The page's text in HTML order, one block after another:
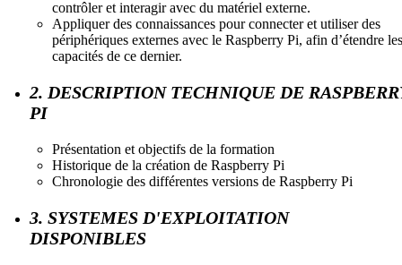
contrôler et interagir avec du matériel externe.
Appliquer des connaissances pour connecter et utiliser des
périphériques externes avec le Raspberry Pi, afin d’étendre les
capacités de ce dernier.
2. DESCRIPTION TECHNIQUE DE
PI
Présentation et objectifs de la formation
Historique de la création de Raspberry Pi
Chronologie des différentes versions de Raspberry Pi
3. SYSTEMES D'EXPLOITATION
DISPONIBLES